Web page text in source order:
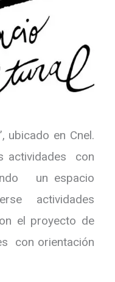
ubicado en Cnel.
actividades con
un espacio
actividades
el proyecto de
con orientación